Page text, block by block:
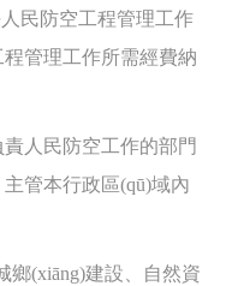
人民防空工程管理工作
程管理工作所需經費納
人民防空工作的部門
管本行政區(qū)域內
(xiāng)建設、自然資